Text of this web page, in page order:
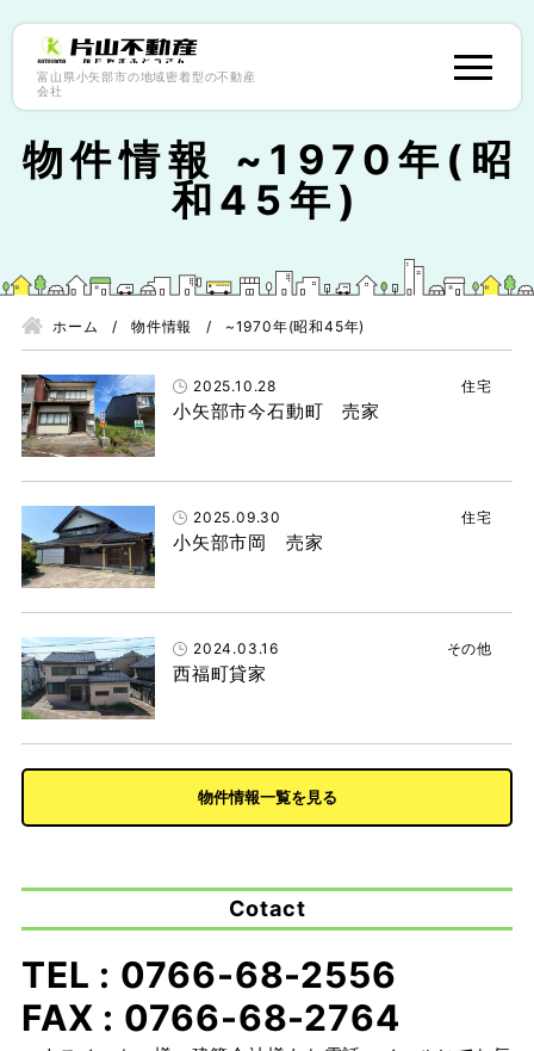
富山県小矢部市の地域密着型の不動産
会社
物件情報 ~1970年(昭
和45年)
ホーム 物件情報 ~1970年(昭和45年)
2025.10.28 住宅
小矢部市今石動町 売家
2025.09.30 住宅
小矢部市岡 売家
2024.03.16 その他
西福町貸家
物件情報一覧を見る
Cotact
TEL : 0766-68-2556
FAX : 0766-68-2764